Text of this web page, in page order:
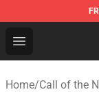
Open menu
Call of the
Home/Call of the